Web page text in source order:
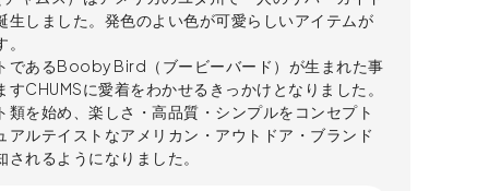
生しました。発色のよい色が可愛らしいアイテムが
であるBooby Bird（ブービーバード）が生まれた事
すCHUMSに愛着をわかせるきっかけとなりました。
類を始め、楽しさ・高品質・シンプルをコンセプト
アルテイストなアメリカン・アウトドア・ブランド
されるようになりました。